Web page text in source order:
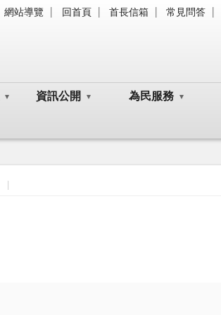
網站導覽 回首頁 首長信箱 常見問答
資訊公開 為民服務